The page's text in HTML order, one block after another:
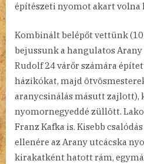
építészeti nyomot akart volna
Kombinált belépőt vettünk (10
bejussunk a hangulatos
Rudolf 24 várőr számára
házikókat, majd
aranycsinálás másutt zajlott),
nyomornegyeddé züllött.
Franz Kafka is. Kisebb
ellenére az Arany utcácska
kirakatként hatott rám,